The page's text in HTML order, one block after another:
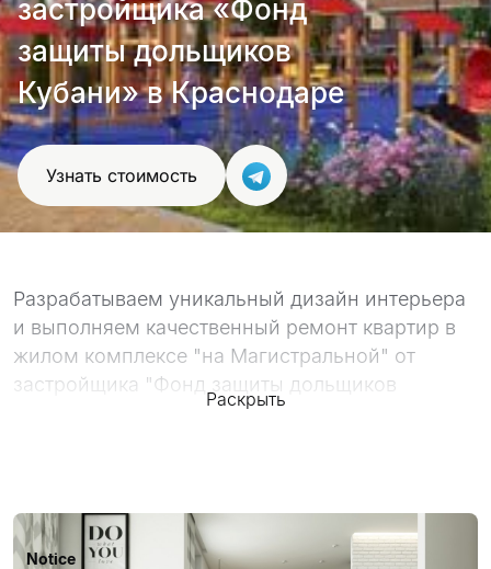
проект
застройщика «Фонд
защиты дольщиков
Кубани» в Краснодаре
Узнать стоимость
Разрабатываем уникальный дизайн интерьера
и выполняем качественный ремонт квартир в
жилом комплексе "на Магистральной" от
застройщика "Фонд защиты дольщиков
Кубани" в Краснодаре.
ознакомиться ниже, а так же сотни отзывов
довольных клиентов.
Раскрыть
Notice